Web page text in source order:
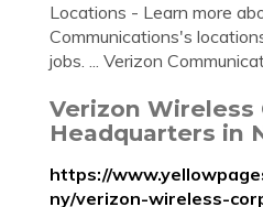
Locations - Learn more
Communications's
jobs. ... Verizon
Verizon Wireless
Headquarters in
https://
ny/verizon-wireless-